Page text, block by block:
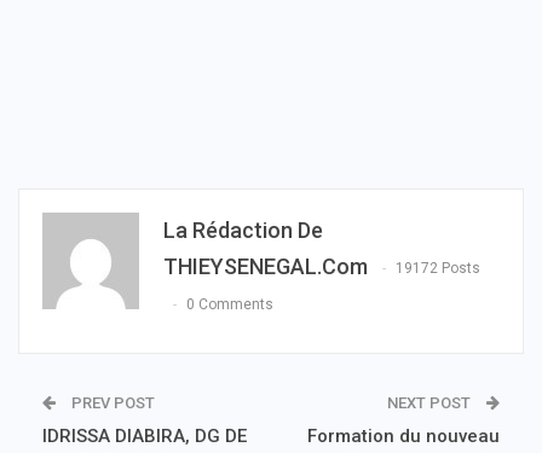
La Rédaction De
THIEYSENEGAL.com
19172 Posts
0 Comments
PREV POST
IDRISSA DIABIRA, DG DE
NEXT POST
Formation du nouveau